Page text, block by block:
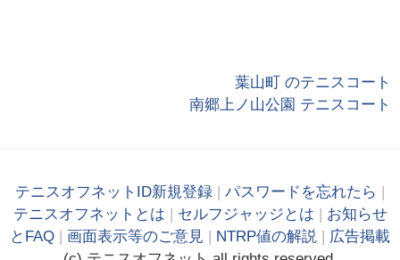
葉山町 のテニスコート
南郷上ノ山公園 テニスコート
テニスオフネットID新規登録 パスワードを忘れたら
テニスオフネットとは
セルフジャッジとは
お知らせ
とFAQ
画面表示等のご意見 NTRP値の解説
広告掲載